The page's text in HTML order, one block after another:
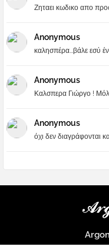
Ζηταει κωδικο απο
Anonymous
καλησπέρα...βάλε εσύ
Anonymous
Καλσπερα Γιώργο !
Anonymous
όχι δεν διαγράφονται